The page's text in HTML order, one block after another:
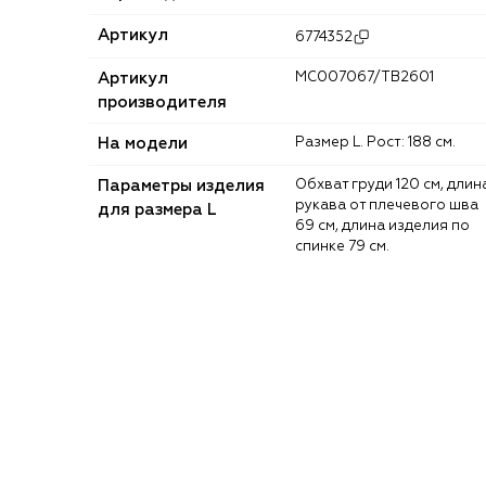
Артикул 6774352
Артикул
производителя
MC007067/TB2601
На модели Размер L. Рост: 188 см.
Параметры изделия
для размера L
Обхват груди 120 см, длина
рукава от плечевого шва
69 см, длина изделия по
спинке 79 см.